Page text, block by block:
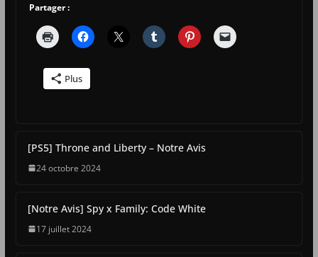
Partager :
Plus
[PS5] Throne and Liberty – Notre Avis
24 octobre 2024
[Notre Avis] Spy x Family: Code White
17 juillet 2024